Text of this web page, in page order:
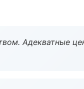
Адекватные